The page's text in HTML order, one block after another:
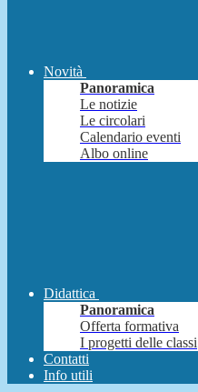
Novità
Panoramica
Le notizie
Le circolari
Calendario eventi
Albo online
Didattica
Panoramica
Offerta formativa
I progetti delle classi
Contatti
Info utili